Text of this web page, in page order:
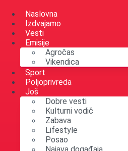
content
Naslovna
Izdvajamo
Vesti
Emisije
Agročas
Vikendica
Sport
Poljoprivreda
Još
Dobre vesti
Kulturni vodič
Zabava
Lifestyle
Posao